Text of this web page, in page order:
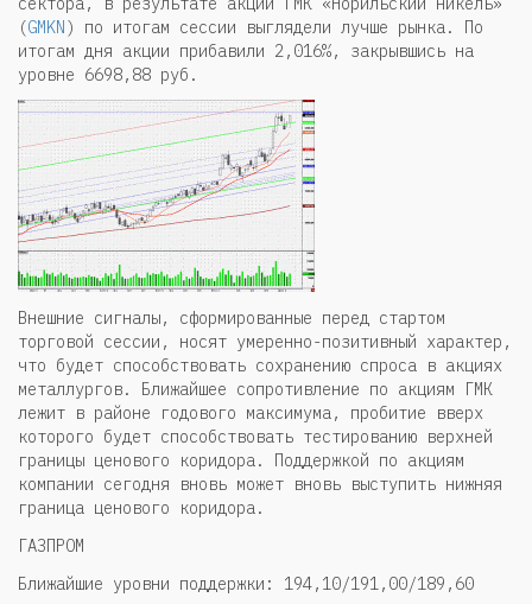
(GMKN) по итогам сессии выглядели лучше рынка. По
итогам дня акции прибавили 2,016%, закрывшись на
уровне 6698,88 руб.
Внешние сигналы, сформированные перед стартом
торговой сессии, носят умеренно-позитивный характер,
что будет способствовать сохранению спроса в акциях
металлургов. Ближайшее сопротивление по акциям ГМК
лежит в районе годового максимума, пробитие вверх
которого будет способствовать тестированию верхней
границы ценового коридора. Поддержкой по акциям
компании сегодня вновь может вновь выступить нижняя
граница ценового коридора.
ГАЗПРОМ
Ближайшие уровни поддержки: 194,10/191,00/189,60